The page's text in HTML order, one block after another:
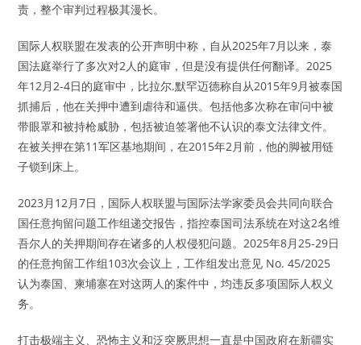
责，整个审判过程极其漫长。
国际人权联盟在发表的公开声明中称，自从2025年7月以来，泰
国法庭举行了多次对2人的庭审，但是没有提供任何翻译。2025
年12月2-4日的庭审中，比拉尔.默罕迈德称自从2015年9月被泰国
抓捕后，他在关押中遭到虐待和逼供。包括他多次称在审问中被
带眼罩和被持枪威胁，包括被迫签署他不认识的泰文法律文件。
在被关押在第11军区基地期间，在2015年2月前，他的脚被用链
子锁到床上。
2023月12月7日，国际人权联盟与国际法学家委员会共同向联合
国任意拘留问题工作组递交报告，指控泰国司法系统在对这2名维
吾尔人的关押期间存在诸多的人权侵犯问题。2025年8月25-29日
的任意拘留工作组103次会议上，工作组发出意见 No. 45/2025
认为泰国、柬埔寨在对这两人的案件中，均违反多项国际人权义
务。
打击极端主义、恐怖主义和泛突厥思想一直是中国政府在新疆实